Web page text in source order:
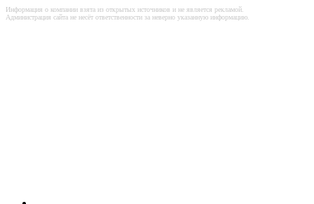
Информация о компании взята из открытых источников и не является рекламой.
Администрация сайта не несёт ответственности за неверно указанную информацию.